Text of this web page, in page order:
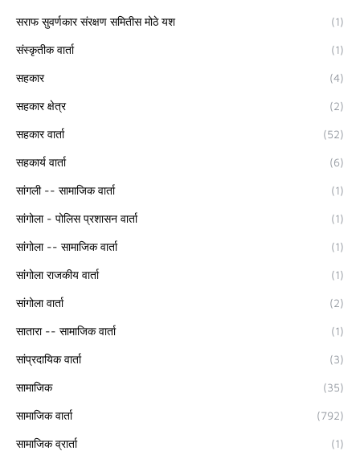
सराफ सुवर्णकार संरक्षण समितीस मोठे यश (1)
संस्कृतीक वार्ता (1)
सहकार (4)
सहकार क्षेत्र (2)
सहकार वार्ता (52)
सहकार्य वार्ता (6)
सांगली -- सामाजिक वार्ता (1)
सांगोला - पोलिस प्रशासन वार्ता (1)
सांगोला -- सामाजिक वार्ता (1)
सांगोला राजकीय वार्ता (1)
सांगोला वार्ता (2)
सातारा -- सामाजिक वार्ता (1)
सांप्रदायिक वार्ता (3)
सामाजिक (35)
सामाजिक वार्ता (792)
सामाजिक व्रार्ता (1)